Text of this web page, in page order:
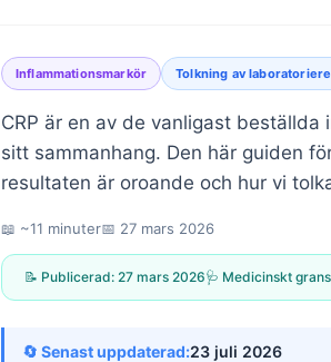
Inflammationsmarkör Tolkning av
CRP är en av de vanligast
sitt sammanhang. Den här guiden
resultaten är oroande och hur vi
📖 ~11 minuter📅 27 mars 2026
📝 Publicerad: 27 mars 2026🩺 Medicinskt
🔄 Senast uppdaterad:23 juli 2026